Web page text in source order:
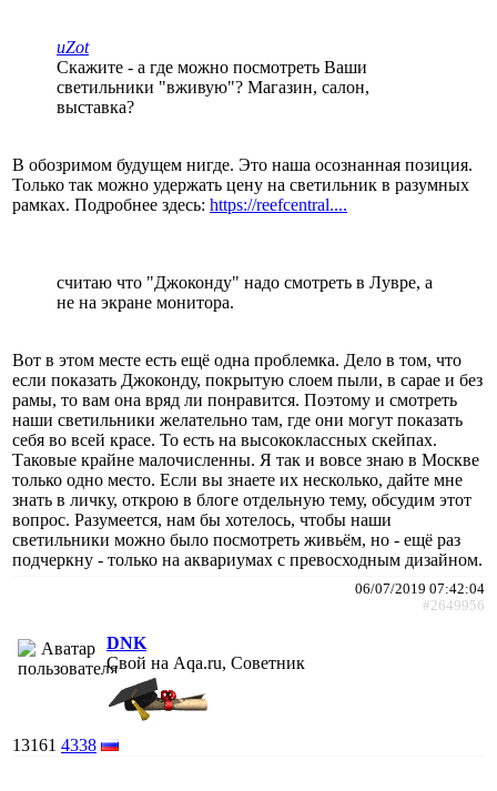
uZot
Скажите - а где можно посмотреть Ваши
светильники "вживую"? Магазин, салон,
выставка?
В обозримом будущем нигде. Это наша осознанная позиция.
Только так можно удержать цену на светильник в разумных
рамках. Подробнее здесь: https://reefcentral....
считаю что "Джоконду" надо смотреть в Лувре, а
не на экране монитора.
Вот в этом месте есть ещё одна проблемка. Дело в том, что
если показать Джоконду, покрытую слоем пыли, в сарае и без
рамы, то вам она вряд ли понравится. Поэтому и смотреть
наши светильники желательно там, где они могут показать
себя во всей красе. То есть на высококлассных скейпах.
Таковые крайне малочисленны. Я так и вовсе знаю в Москве
только одно место. Если вы знаете их несколько, дайте мне
знать в личку, открою в блоге отдельную тему, обсудим этот
вопрос. Разумеется, нам бы хотелось, чтобы наши
светильники можно было посмотреть живьём, но - ещё раз
подчеркну - только на аквариумах с превосходным дизайном.
06/07/2019 07:42:04
#2649956
DNK
Свой на Aqa.ru, Советник
13161 4338